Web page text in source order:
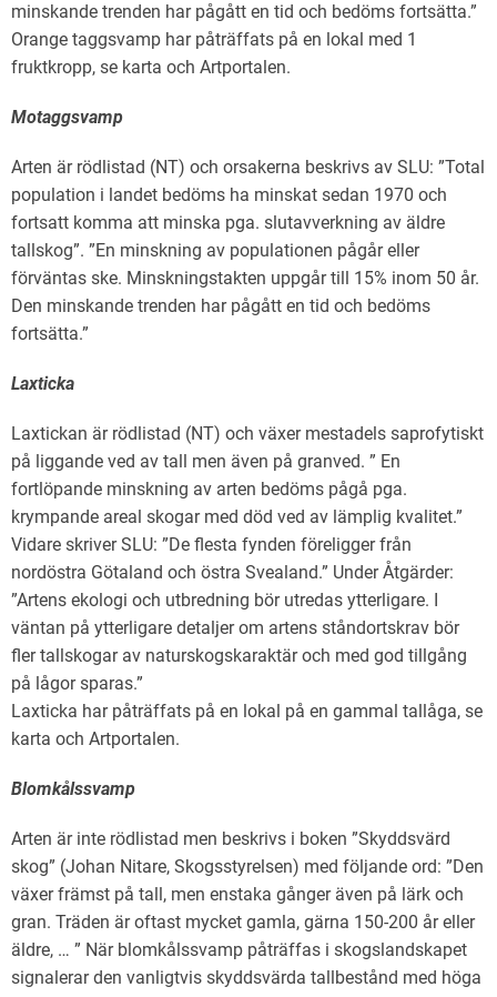
minskande trenden har pågått en tid och bedöms fortsätta.”
Orange taggsvamp har påträffats på en lokal med 1
fruktkropp, se karta och Artportalen.
Motaggsvamp
Arten är rödlistad (NT) och orsakerna beskrivs av SLU: ”Total
population i landet bedöms ha minskat sedan 1970 och
fortsatt komma att minska pga. slutavverkning av äldre
tallskog”. ”En minskning av populationen pågår eller
förväntas ske. Minskningstakten uppgår till 15% inom 50 år.
Den minskande trenden har pågått en tid och bedöms
fortsätta.”
Laxticka
Laxtickan är rödlistad (NT) och växer mestadels saprofytiskt
på liggande ved av tall men även på granved. ” En
fortlöpande minskning av arten bedöms pågå pga.
krympande areal skogar med död ved av lämplig kvalitet.”
Vidare skriver SLU: ”De flesta fynden föreligger från
nordöstra Götaland och östra Svealand.” Under Åtgärder:
”Artens ekologi och utbredning bör utredas ytterligare. I
väntan på ytterligare detaljer om artens ståndortskrav bör
fler tallskogar av naturskogskaraktär och med god tillgång
på lågor sparas.”
Laxticka har påträffats på en lokal på en gammal tallåga, se
karta och Artportalen.
Blomkålssvamp
Arten är inte rödlistad men beskrivs i boken ”Skyddsvärd
skog” (Johan Nitare, Skogsstyrelsen) med följande ord: ”Den
växer främst på tall, men enstaka gånger även på lärk och
gran. Träden är oftast mycket gamla, gärna 150-200 år eller
äldre, … ” När blomkålssvamp påträffas i skogslandskapet
signalerar den vanligtvis skyddsvärda tallbestånd med höga